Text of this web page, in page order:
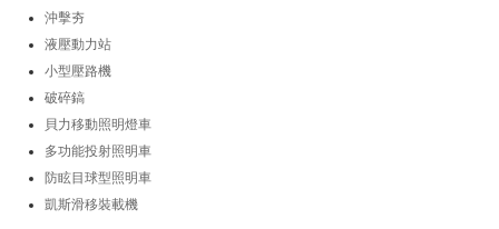
沖擊夯
液壓動力站
小型壓路機
破碎鎬
貝力移動照明燈車
多功能投射照明車
防眩目球型照明車
凱斯滑移裝載機